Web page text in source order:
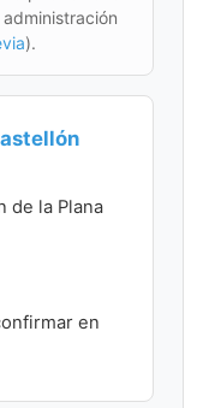
).
de la Plana
en